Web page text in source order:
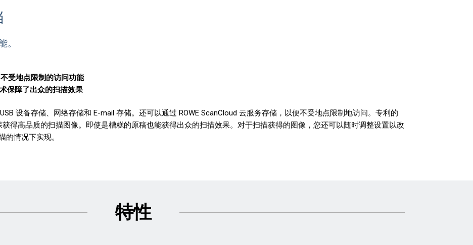
。
受地点限制的访问功能
保障了出众的扫描效果
设备存储、网络存储和 E-mail 存储。还可以通过 ROWE ScanCloud 云服务存储，以便不受地点限制地访问。专利的
得高品质的扫描图像。即使是槽糕的原稿也能获得出众的扫描效果。对于扫描获得的图像，您还可以随时调整设置以改
的情况下实现。
特性